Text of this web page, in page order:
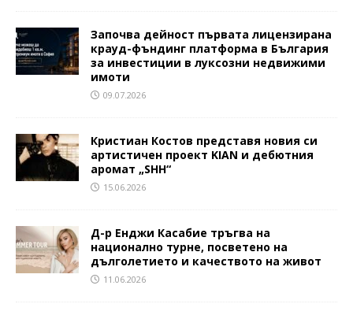
Започва дейност първата лицензирана
крауд-фъндинг платформа в България
за инвестиции в луксозни недвижими
имоти
09.07.2026
Кристиан Костов представя новия си
артистичен проект KIAN и дебютния
аромат „SHH“
15.06.2026
Д-р Енджи Касабие тръгва на
национално турне, посветено на
дълголетието и качеството на живот
11.06.2026